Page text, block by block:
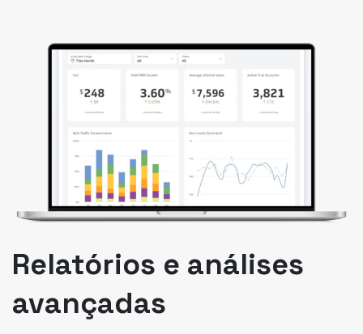
Relatórios e análises
avançadas